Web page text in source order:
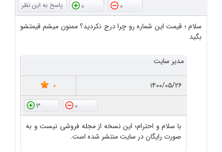
0
0
سلام ؛ قیمت این شماره رو چرا درج نکردید؟ ممنون میشم قیمتشو
بگید
مدیر سایت
۱۴۰۰/۰۵/۲۶
0
0
3
با سلام و احترام؛ این نسخه از مجله فروشی نیست و به
صورت رایگان در سایت منتشر شده است.